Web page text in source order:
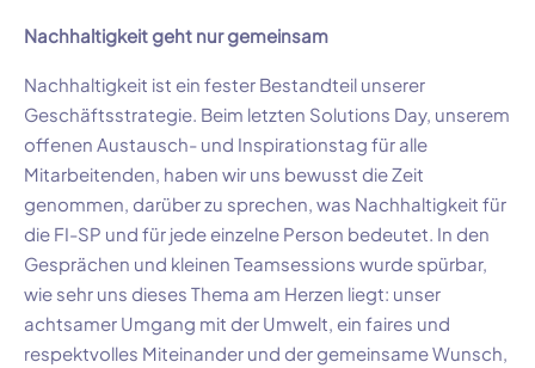
Nachhaltigkeit geht nur gemeinsam
Nachhaltigkeit ist ein fester Bestandteil unserer
Geschäftsstrategie. Beim letzten Solutions Day, unserem
offenen Austausch- und Inspirationstag für alle
Mitarbeitenden, haben wir uns bewusst die Zeit
genommen, darüber zu sprechen, was Nachhaltigkeit für
die FI-SP und für jede einzelne Person bedeutet. In den
Gesprächen und kleinen Teamsessions wurde spürbar,
wie sehr uns dieses Thema am Herzen liegt: unser
achtsamer Umgang mit der Umwelt, ein faires und
respektvolles Miteinander und der gemeinsame Wunsch,